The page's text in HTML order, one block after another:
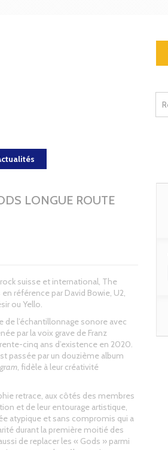
LONGUE ROUTE
suisse et international, The
référence par David Bowie, U2,
ou Yello.
de l’échantillonnage sonore avec
par la voix grave de Franz
cinq ans d’existence en 2020.
passée par un douzième album
, fidèle à leur créativité
retrace, aux côtés des membres
et de leur entourage artistique,
atypique et sans compromis qui a
durant la première moitié des
de replacer les « Gods » parmi